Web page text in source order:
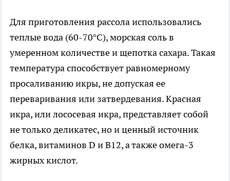
Для приготовления рассола использовались
теплые вода (60-70°C), морская соль в
умеренном количестве и щепотка сахара. Такая
температура способствует равномерному
просаливанию икры, не допуская ее
переваривания или затвердевания. Красная
икра, или лососевая икра, представляет собой
не только деликатес, но и ценный источник
белка, витаминов D и B12, а также омега-3
жирных кислот.